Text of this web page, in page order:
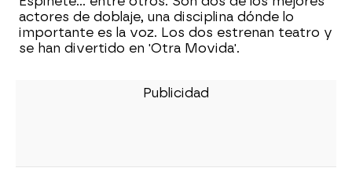
actores de doblaje, una disciplina dónde lo
importante es la voz. Los dos estrenan teatro y
se han divertido en 'Otra Movida'.